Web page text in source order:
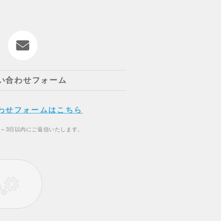
合わせフォーム
せフォームはこちら
3日以内にご返信いたします。